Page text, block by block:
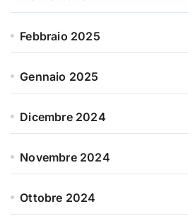
Febbraio 2025
Gennaio 2025
Dicembre 2024
Novembre 2024
Ottobre 2024